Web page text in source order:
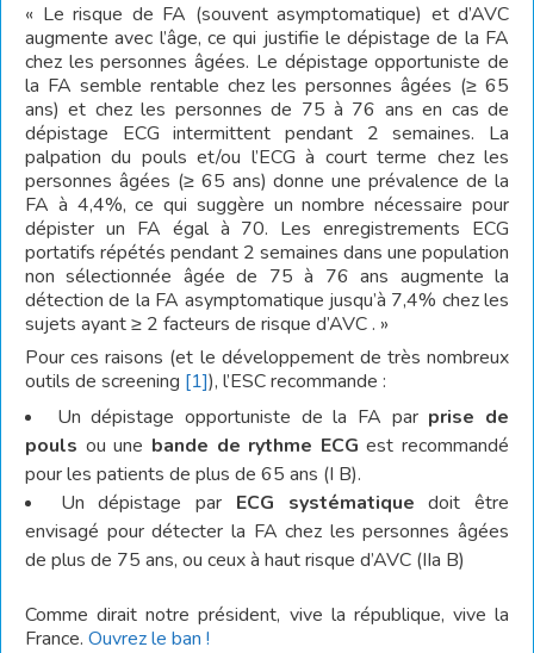
« Le risque de FA (souvent asymptomatique) et d’AVC
augmente avec l’âge, ce qui justifie le dépistage de la FA
chez les personnes âgées. Le dépistage opportuniste de
la FA semble rentable chez les personnes âgées (≥ 65
ans) et chez les personnes de 75 à 76 ans en cas de
dépistage ECG intermittent pendant 2 semaines. La
palpation du pouls et/ou l’ECG à court terme chez les
personnes âgées (≥ 65 ans) donne une prévalence de la
FA à 4,4%, ce qui suggère un nombre nécessaire pour
dépister un FA égal à 70. Les enregistrements ECG
portatifs répétés pendant 2 semaines dans une population
non sélectionnée âgée de 75 à 76 ans augmente la
détection de la FA asymptomatique jusqu’à 7,4% chez les
sujets ayant ≥ 2 facteurs de risque d’AVC . »
Pour ces raisons (et le développement de très nombreux
outils de screening [1]), l’ESC recommande :
Un dépistage opportuniste de la FA parprise de
pouls ou une bande de rythme ECGest recommandé
pour les patients de plus de 65 ans (I B).
Un dépistage par ECG systématiquedoit être
envisagé pour détecter la FA chez les personnes âgées
de plus de 75 ans, ou ceux à haut risque d’AVC (IIa B)
Comme dirait notre président, vive la république, vive la
France. Ouvrez le ban !